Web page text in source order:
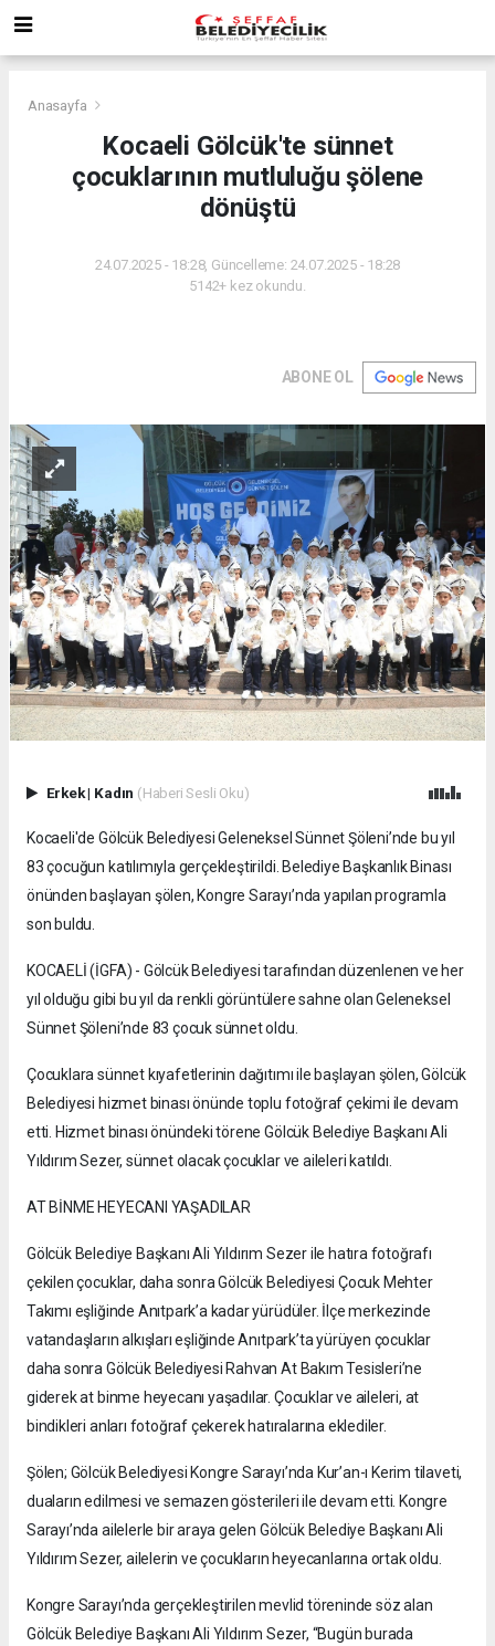
Anasayfa
Kocaeli Gölcük'te sünnet
çocuklarının mutluluğu şölene
dönüştü
24.07.2025 - 18:28, Güncelleme: 24.07.2025 - 18:28
5142+ kez okundu.
ABONE OL
Erkek| Kadın (Haberi Sesli Oku)
Kocaeli'de Gölcük Belediyesi Geleneksel Sünnet Şöleni’nde bu yıl
83 çocuğun katılımıyla gerçekleştirildi. Belediye Başkanlık Binası
önünden başlayan şölen, Kongre Sarayı’nda yapılan programla
son buldu.
KOCAELİ (İGFA) - Gölcük Belediyesi tarafından düzenlenen ve her
yıl olduğu gibi bu yıl da renkli görüntülere sahne olan Geleneksel
Sünnet Şöleni’nde 83 çocuk sünnet oldu.
Çocuklara sünnet kıyafetlerinin dağıtımı ile başlayan şölen, Gölcük
Belediyesi hizmet binası önünde toplu fotoğraf çekimi ile devam
etti. Hizmet binası önündeki törene Gölcük Belediye Başkanı Ali
Yıldırım Sezer, sünnet olacak çocuklar ve aileleri katıldı.
AT BİNME HEYECANI YAŞADILAR
Gölcük Belediye Başkanı Ali Yıldırım Sezer ile hatıra fotoğrafı
çekilen çocuklar, daha sonra Gölcük Belediyesi Çocuk Mehter
Takımı eşliğinde Anıtpark’a kadar yürüdüler. İlçe merkezinde
vatandaşların alkışları eşliğinde Anıtpark’ta yürüyen çocuklar
daha sonra Gölcük Belediyesi Rahvan At Bakım Tesisleri’ne
giderek at binme heyecanı yaşadılar. Çocuklar ve aileleri, at
bindikleri anları fotoğraf çekerek hatıralarına eklediler.
Şölen; Gölcük Belediyesi Kongre Sarayı’nda Kur’an-ı Kerim tilaveti,
duaların edilmesi ve semazen gösterileri ile devam etti. Kongre
Sarayı’nda ailelerle bir araya gelen Gölcük Belediye Başkanı Ali
Yıldırım Sezer, ailelerin ve çocukların heyecanlarına ortak oldu.
Kongre Sarayı’nda gerçekleştirilen mevlid töreninde söz alan
Gölcük Belediye Başkanı Ali Yıldırım Sezer, “Bugün burada